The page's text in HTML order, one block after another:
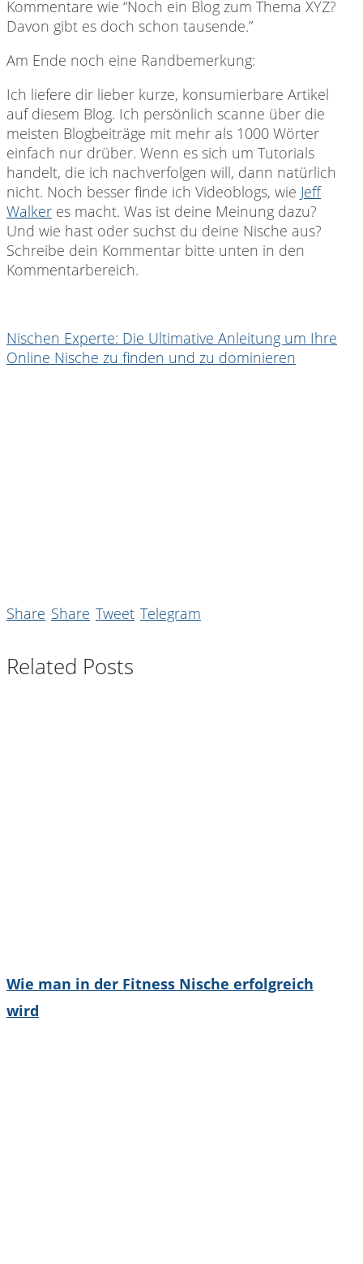
Kommentare wie “Noch ein Blog zum Thema XYZ?
Davon gibt es doch schon tausende.”
Am Ende noch eine Randbemerkung:
Ich liefere dir lieber kurze, konsumierbare Artikel
auf diesem Blog. Ich persönlich scanne über die
meisten Blogbeiträge mit mehr als 1000 Wörter
einfach nur drüber. Wenn es sich um Tutorials
handelt, die ich nachverfolgen will, dann natürlich
nicht. Noch besser finde ich Videoblogs, wie Jeff
Walker es macht. Was ist deine Meinung dazu?
Und wie hast oder suchst du deine Nische aus?
Schreibe dein Kommentar bitte unten in den
Kommentarbereich.
Nischen Experte: Die Ultimative Anleitung um Ihre
Online Nische zu finden und zu dominieren
Share Share Tweet Telegram
Related Posts
Wie man in der Fitness Nische erfolgreich
wird